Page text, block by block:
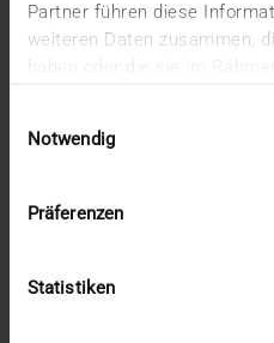
Partner führen diese
weiteren Daten zusammen,
Notwendig
Präferenzen
Statistiken
COLONNE
09.01.2025